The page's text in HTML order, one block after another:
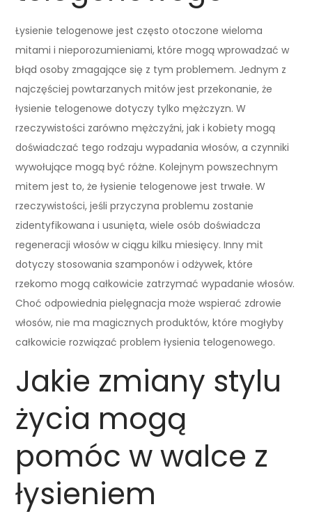
Łysienie telogenowe jest często otoczone wieloma
mitami i nieporozumieniami, które mogą wprowadzać w
błąd osoby zmagające się z tym problemem. Jednym z
najczęściej powtarzanych mitów jest przekonanie, że
łysienie telogenowe dotyczy tylko mężczyzn. W
rzeczywistości zarówno mężczyźni, jak i kobiety mogą
doświadczać tego rodzaju wypadania włosów, a czynniki
wywołujące mogą być różne. Kolejnym powszechnym
mitem jest to, że łysienie telogenowe jest trwałe. W
rzeczywistości, jeśli przyczyna problemu zostanie
zidentyfikowana i usunięta, wiele osób doświadcza
regeneracji włosów w ciągu kilku miesięcy. Inny mit
dotyczy stosowania szamponów i odżywek, które
rzekomo mogą całkowicie zatrzymać wypadanie włosów.
Choć odpowiednia pielęgnacja może wspierać zdrowie
włosów, nie ma magicznych produktów, które mogłyby
całkowicie rozwiązać problem łysienia telogenowego.
Jakie zmiany stylu
życia mogą
pomóc w walce z
łysieniem